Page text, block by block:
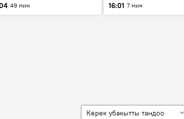
орду
49 мин
16:01 7 мин
Керек убакытты тандоо